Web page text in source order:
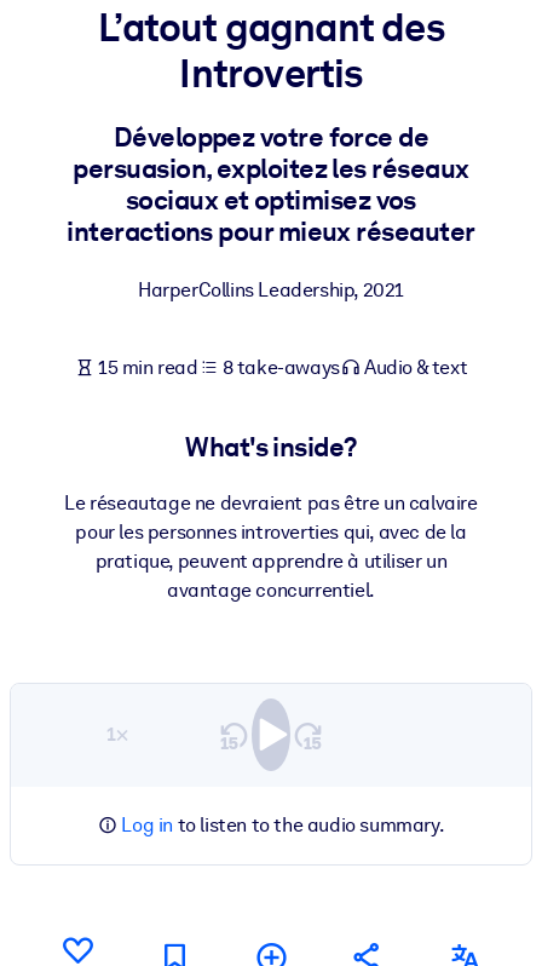
Bring bite-sized, verified knowledge into your LMS/LXP for
learning results.
For Corporate Libraries
Enrich your corporate library with trusted, ready-to-use business
For AI Systems
outputs.
L’atout gagnant des
Introvertis
Développez votre force de
persuasion, exploitez les réseaux
sociaux et optimisez vos
interactions pour mieux réseauter
HarperCollins Leadership, 2021
15 min read 8 take-aways Audio & text
What's inside?
Le réseautage ne devraient pas être un calvaire
pour les personnes introverties qui, avec de la
pratique, peuvent apprendre à utiliser un
avantage concurrentiel.
1×
Log in to listen to the audio summary.